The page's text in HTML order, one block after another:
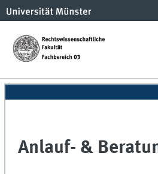
Anlauf- &